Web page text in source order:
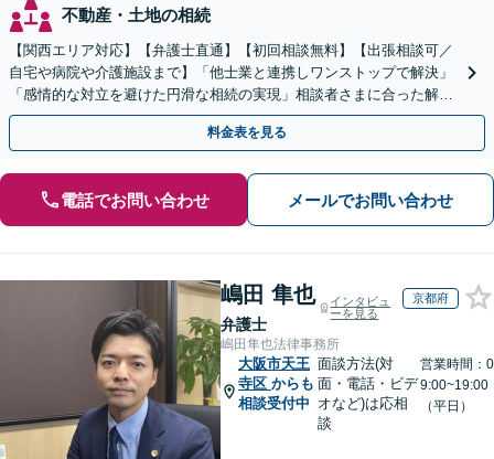
不動産・土地の相続
【関西エリア対応】【弁護士直通】【初回相談無料】【出張相談可／
自宅や病院や介護施設まで】「他士業と連携しワンストップで解決」
「感情的な対立を避けた円滑な相続の実現」相談者さまに合った解決
のプランをご提案
料金表を見る
電話でお問い合わせ メールでお問い合わせ
嶋田 隼也
弁護士
インタビュ
ーを見る
京都府
嶋田隼也法律事務所
大阪市天王
寺区 からも
相談受付中
面談方法(対
面・電話・ビデ
オなど)は応相
談
営業時間：0
9:00~19:00
（平日）